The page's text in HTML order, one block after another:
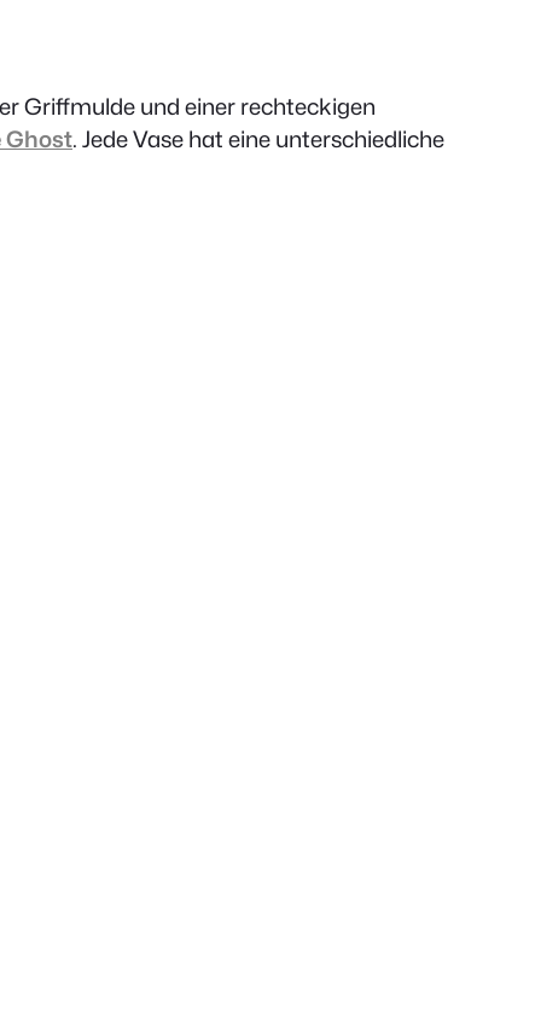
Griffmulde und einer rechteckigen
Ghost. Jede Vase hat eine unterschiedliche